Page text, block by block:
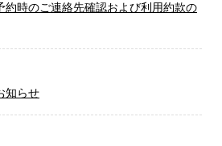
約時のご連絡先確認および利用約款の
知らせ